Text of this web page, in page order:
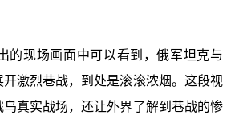
的现场画面中可以看到，俄军坦克与
激烈巷战，到处是滚滚浓烟。这段视
真实战场，还让外界了解到巷战的惨